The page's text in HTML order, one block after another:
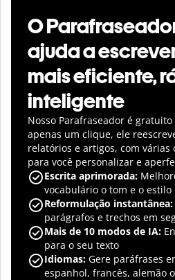
O
ajuda a
mais eficiente,
inteligente
Nosso Parafraseador é
apenas um clique, ele
relatórios e artigos, com várias
para você personalizar e
Escrita aprimorada:
vocabulário o tom e o estilo
Reformulação instantânea:
parágrafos e trechos em
Mais de 10 modos de IA:
para o seu texto
Idiomas: Gere paráfrases
espanhol, francês, alemão